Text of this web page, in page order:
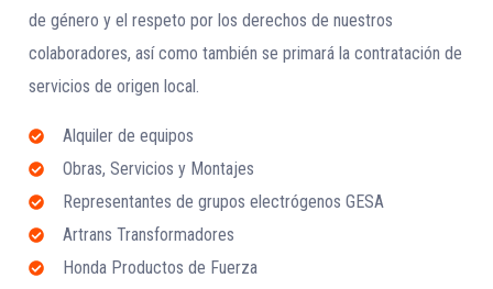
de género y el respeto por los derechos de nuestros
colaboradores, así como también se primará la contratación de
servicios de origen local.
Alquiler de equipos
Obras, Servicios y Montajes
Representantes de grupos electrógenos GESA
Artrans Transformadores
Honda Productos de Fuerza